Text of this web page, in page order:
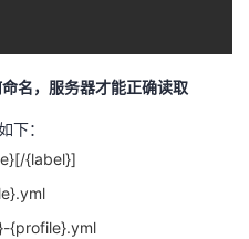
名，服务器才能正确读取
下：
{label}]
{profile}.yml